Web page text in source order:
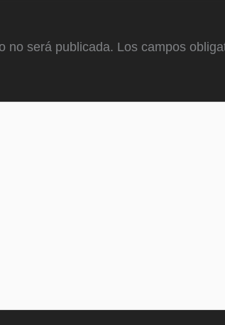
no será publicada. Los campos